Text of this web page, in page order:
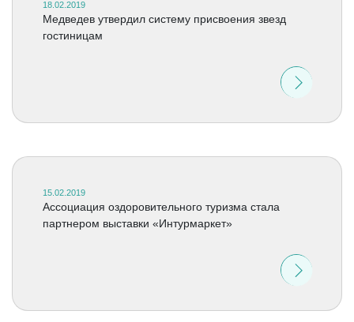
18.02.2019
Медведев утвердил систему присвоения звезд
гостиницам
15.02.2019
Ассоциация оздоровительного туризма стала
партнером выставки «Интурмаркет»